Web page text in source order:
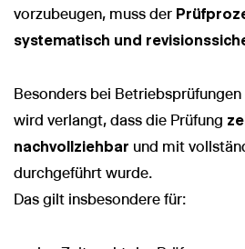
vorzubeugen, muss der
systematisch und
Besonders bei
wird verlangt, dass die Prüfung
nachvollziehbar und mit
durchgeführt wurde.
Das gilt insbesondere für: